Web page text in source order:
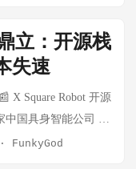
或是后台人工远程
款人形机器人能仅
。 他还指出：半马
靠遥控；海外多款
视频里的机器人互动
疑直指具身智能行业
》杂志封面（行业里
的谐波与斯凯孚成立
量产产线进入最后
韧性。 💡 核心结论
立：开源栈
失速
X Square Robot 开源
中国具身智能公司 X
具身智能的"配方"是
FunkyGod